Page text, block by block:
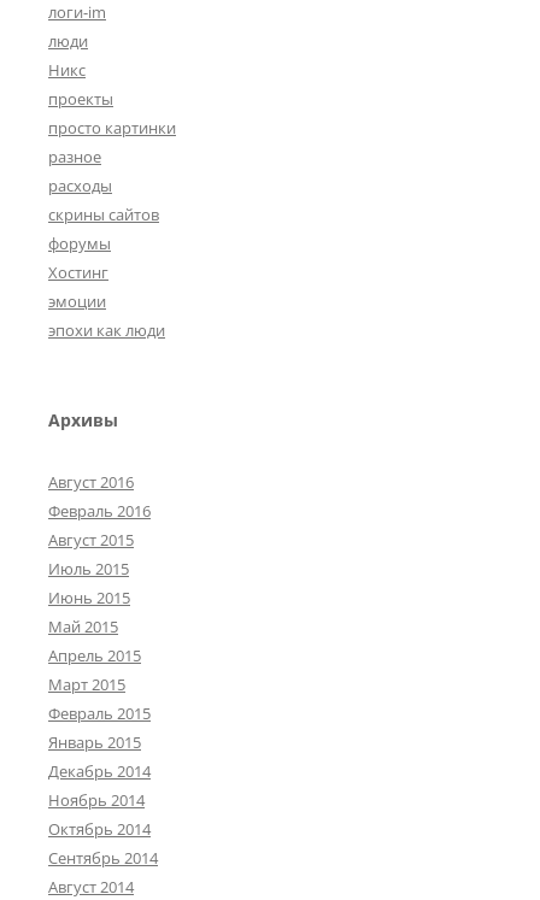
логи-im
люди
Никс
проекты
просто картинки
разное
расходы
скрины сайтов
форумы
Хостинг
эмоции
эпохи как люди
Архивы
Август 2016
Февраль 2016
Август 2015
Июль 2015
Июнь 2015
Май 2015
Апрель 2015
Март 2015
Февраль 2015
Январь 2015
Декабрь 2014
Ноябрь 2014
Октябрь 2014
Сентябрь 2014
Август 2014